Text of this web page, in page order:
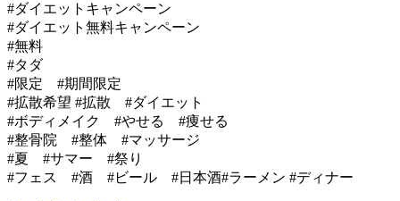
#ダイエットキャンペーン
#ダイエット無料キャンペーン
#無料
#タダ
#限定 #期間限定
#拡散希望 #拡散 #ダイエット
#ボディメイク #やせる #痩せる
#整骨院 #整体 #マッサージ
#夏 #サマー #祭り
#フェス #酒 #ビール #日本酒#ラーメン #ディナー